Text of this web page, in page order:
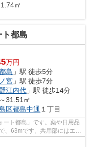
㎡
ト都島
万円
島 」駅 徒歩5分
宮 」駅 徒歩7分
野江内代 」駅 徒歩14分
31.51㎡
区都島中通 １丁目
ート都島」です。薬や日用品
、63mです。共用部にはエレ